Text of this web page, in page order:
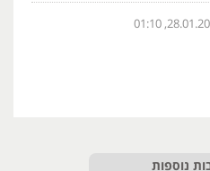
28.01.2024,
נוספות